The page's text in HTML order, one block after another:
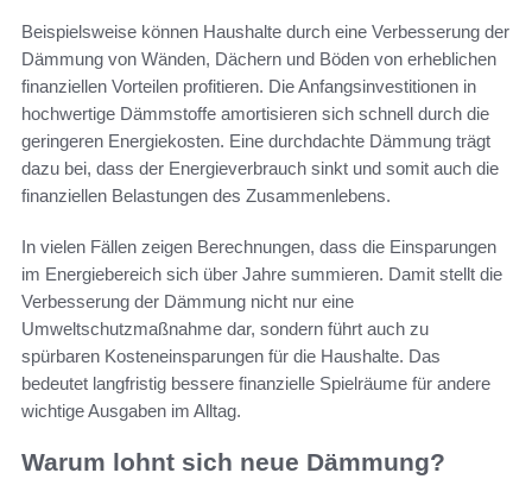
Beispielsweise können Haushalte durch eine Verbesserung der
Dämmung von Wänden, Dächern und Böden von erheblichen
finanziellen Vorteilen profitieren. Die Anfangsinvestitionen in
hochwertige Dämmstoffe amortisieren sich schnell durch die
geringeren Energiekosten. Eine durchdachte Dämmung trägt
dazu bei, dass der Energieverbrauch sinkt und somit auch die
finanziellen Belastungen des Zusammenlebens.
In vielen Fällen zeigen Berechnungen, dass die Einsparungen
im Energiebereich sich über Jahre summieren. Damit stellt die
Verbesserung der Dämmung nicht nur eine
Umweltschutzmaßnahme dar, sondern führt auch zu
spürbaren Kosteneinsparungen für die Haushalte. Das
bedeutet langfristig bessere finanzielle Spielräume für andere
wichtige Ausgaben im Alltag.
Warum lohnt sich neue Dämmung?